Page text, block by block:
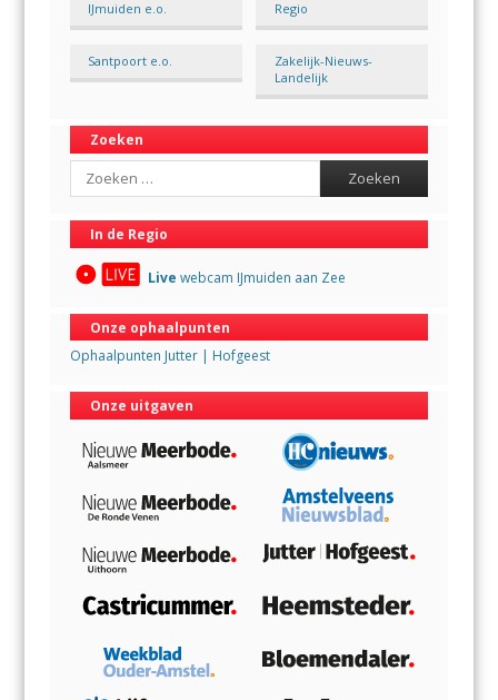
IJmuiden e.o. Regio
Santpoort e.o.
Zakelijk-Nieuws-
Landelijk
Zoeken
Search
In de Regio
Live webcam IJmuiden aan Zee
Onze ophaalpunten
Ophaalpunten Jutter | Hofgeest
Onze uitgaven